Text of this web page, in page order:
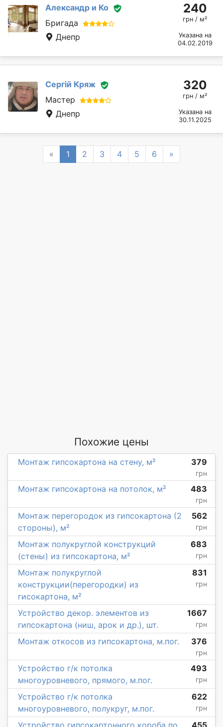
Александр и Ко
Бригада
Днепр
240
грн / м²
Указана на
04.02.2019
Сергій Кряж
Мастер
Днепр
320
грн / м²
Указана на
30.11.2025
« Previous
1 2 3 4 5 6 »
Похожие цены
Монтаж гипсокартона на стену, м² 379
грн
Монтаж гипсокартона на потолок, м² 483
грн
Монтаж перегородок из гипсокартона (2
стороны), м²
562
грн
Монтаж полукруглой конструкций
(стены) из гипсокартона, м²
683
грн
Монтаж полукруглой
конструкции(перегородки) из
гисокартона, м²
831
грн
Устройство декор. элементов из
гипсокартона (ниш, арок и др.), шт.
1667
грн
Монтаж откосов из гипсокартона, м.пог. 376
грн
Устройство г/к потолка
многоуровневого, прямого, м.пог.
493
грн
Устройство г/к потолка
многоуровневого, полукруг, м.пог.
622
грн
Устройство гипсокартонного короба по 455